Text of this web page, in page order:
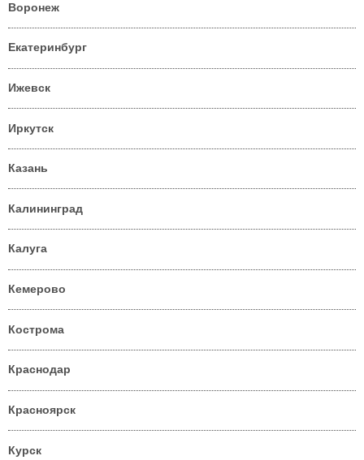
Воронеж
Екатеринбург
Ижевск
Иркутск
Казань
Калининград
Калуга
Кемерово
Кострома
Краснодар
Красноярск
Курск